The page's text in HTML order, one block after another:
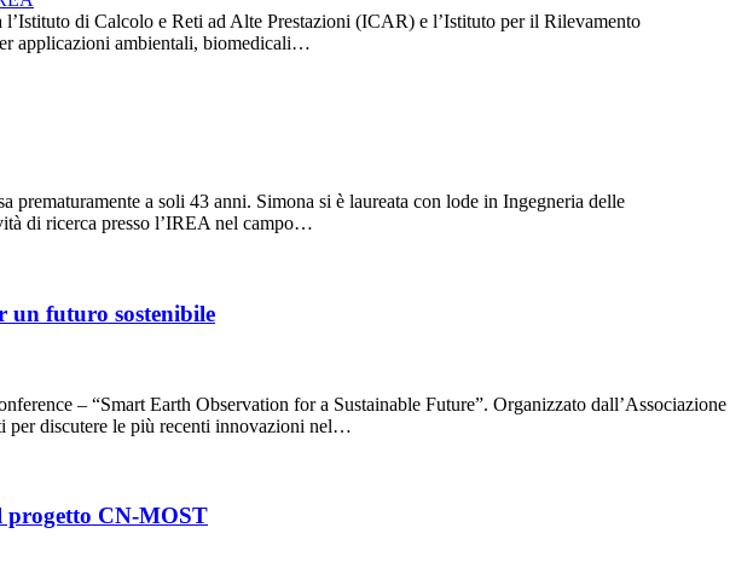
di Calcolo e Reti ad Alte Prestazioni (ICAR) e l’Istituto per il Rilevamento
applicazioni ambientali, biomedicali…
a soli 43 anni. Simona si è laureata con lode in Ingegneria delle
di ricerca presso l’IREA nel campo…
un futuro sostenibile
– “Smart Earth Observation for a Sustainable Future”. Organizzato dall’Associazione
per discutere le più recenti innovazioni nel…
progetto CN-MOST